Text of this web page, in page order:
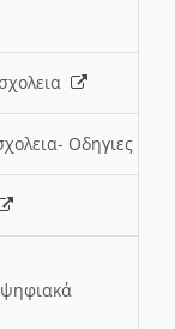
Οδηγιες